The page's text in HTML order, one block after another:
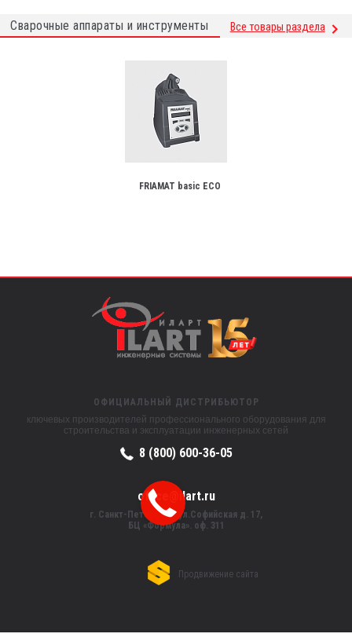
Сварочные аппараты и инструменты Все товары раздела
FRIAMAT basic ECO
ОФИЦИАЛЬНЫЙ ДИСТРИБЬЮТОР
ключевых производителей профессионального оборудования для
строительства и эксплуатации инженерных сетей
8 (800) 600-36-05
office@ilart.ru
г. Санкт-Петербург, ул.Софийская д. 17,
БЦ «Формула». оф. 311
Продвижение сайта